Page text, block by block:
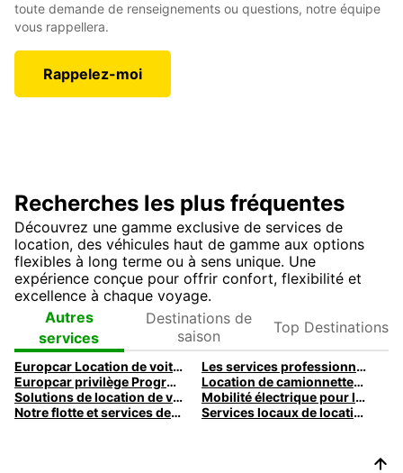
toute demande de renseignements ou questions, notre équipe
vous rappellera.
Rappelez-moi
Recherches les plus fréquentes
Découvrez une gamme exclusive de services de
location, des véhicules haut de gamme aux options
flexibles à long terme ou à sens unique. Une
expérience conçue pour offrir confort, flexibilité et
excellence à chaque voyage.
Autres
services
Destinations de
saison
Destinations
Europcar Location de voitures voyages d'affaires
Les services professionnels Europcar
Europcar privilège Programme de Fidélité
Location de camionnettes pour professionnels
Solutions de location de voitures pour vos voyages d'affaires
Mobilité électrique pour les entreprises
Notre flotte et services de location pour entreprises | Europcar
Services locaux de location de voitures pour les entreprises